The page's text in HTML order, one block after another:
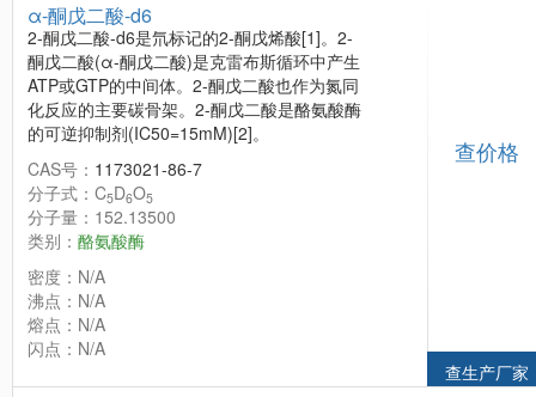
α-酮戊二酸-d6
2-酮戊二酸-d6是氘标记的2-酮戊烯酸[1]。2-
酮戊二酸(α-酮戊二酸)是克雷布斯循环中产生
ATP或GTP的中间体。2-酮戊二酸也作为氮同
化反应的主要碳骨架。2-酮戊二酸是酪氨酸酶
的可逆抑制剂(IC50=15mM)[2]。
CAS号： 1173021-86-7
分子式：C5D6O5
分子量：152.13500
类别： 酪氨酸酶
密度：N/A
沸点：N/A
熔点：N/A
闪点：N/A
查价格
查生产厂家